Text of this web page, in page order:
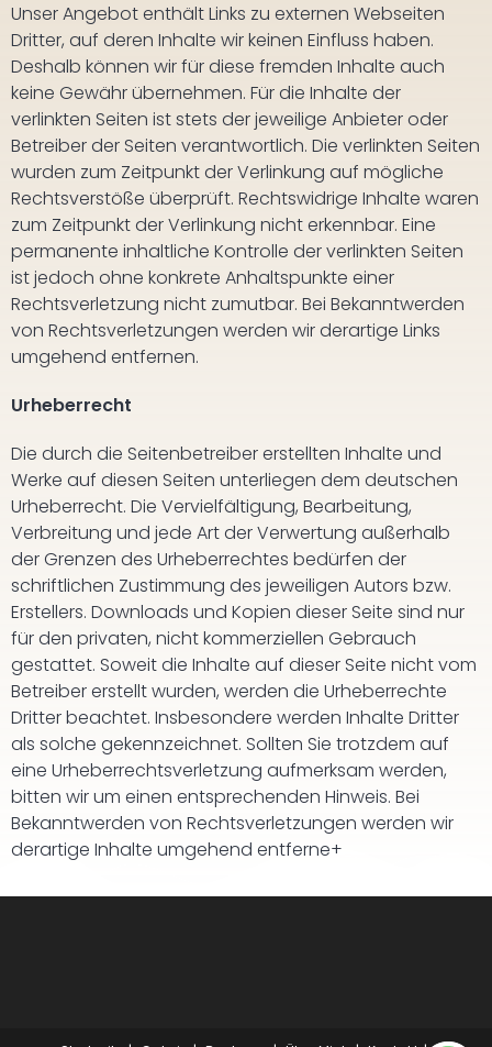
Unser Angebot enthält Links zu externen Webseiten
Dritter, auf deren Inhalte wir keinen Einfluss haben.
Deshalb können wir für diese fremden Inhalte auch
keine Gewähr übernehmen. Für die Inhalte der
verlinkten Seiten ist stets der jeweilige Anbieter oder
Betreiber der Seiten verantwortlich. Die verlinkten Seiten
wurden zum Zeitpunkt der Verlinkung auf mögliche
Rechtsverstöße überprüft. Rechtswidrige Inhalte waren
zum Zeitpunkt der Verlinkung nicht erkennbar. Eine
permanente inhaltliche Kontrolle der verlinkten Seiten
ist jedoch ohne konkrete Anhaltspunkte einer
Rechtsverletzung nicht zumutbar. Bei Bekanntwerden
von Rechtsverletzungen werden wir derartige Links
umgehend entfernen.
Urheberrecht
Die durch die Seitenbetreiber erstellten Inhalte und
Werke auf diesen Seiten unterliegen dem deutschen
Urheberrecht. Die Vervielfältigung, Bearbeitung,
Verbreitung und jede Art der Verwertung außerhalb
der Grenzen des Urheberrechtes bedürfen der
schriftlichen Zustimmung des jeweiligen Autors bzw.
Erstellers. Downloads und Kopien dieser Seite sind nur
für den privaten, nicht kommerziellen Gebrauch
gestattet. Soweit die Inhalte auf dieser Seite nicht vom
Betreiber erstellt wurden, werden die Urheberrechte
Dritter beachtet. Insbesondere werden Inhalte Dritter
als solche gekennzeichnet. Sollten Sie trotzdem auf
eine Urheberrechtsverletzung aufmerksam werden,
bitten wir um einen entsprechenden Hinweis. Bei
Bekanntwerden von Rechtsverletzungen werden wir
derartige Inhalte umgehend entferne+